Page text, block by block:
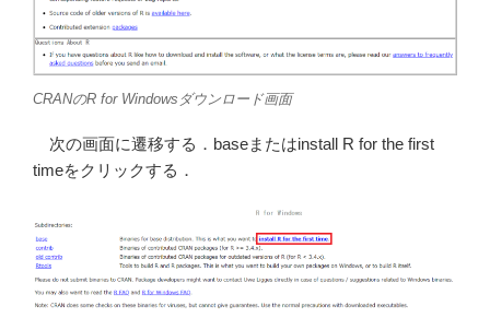
CRANのR for Windowsダウンロード画面
次の画面に遷移する．baseまたはinstall R for the first
timeをクリックする．